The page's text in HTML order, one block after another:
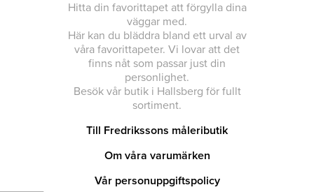
Hitta din favorittapet att förgylla dina
väggar med.
Här kan du bläddra bland ett urval av
våra favorittapeter. Vi lovar att det
finns nåt som passar just din
personlighet.
Besök vår butik i Hallsberg för fullt
sortiment.
Till Fredrikssons måleributik
Om våra varumärken
Vår personuppgiftspolicy